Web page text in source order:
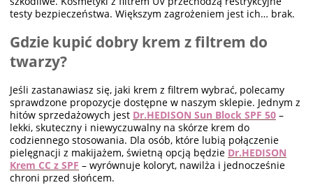
testy bezpieczeństwa. Większym zagrożeniem jest ich… brak.
Gdzie kupić dobry krem z filtrem do
twarzy?
Jeśli zastanawiasz się, jaki krem z filtrem wybrać, polecamy
sprawdzone propozycje dostępne w naszym sklepie. Jednym z
hitów sprzedażowych jest Dr.HEDISON Sun Block SPF 50 –
lekki, skuteczny i niewyczuwalny na skórze krem do
codziennego stosowania. Dla osób, które lubią połączenie
pielęgnacji z makijażem, świetną opcją będzie Dr.HEDISON
Krem CC z SPF – wyrównuje koloryt, nawilża i jednocześnie
chroni przed słońcem.